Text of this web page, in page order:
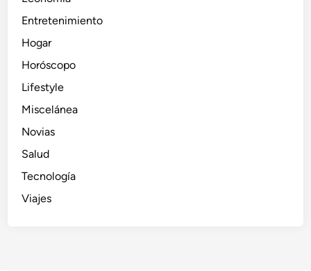
Entretenimiento
Hogar
Horóscopo
Lifestyle
Miscelánea
Novias
Salud
Tecnología
Viajes